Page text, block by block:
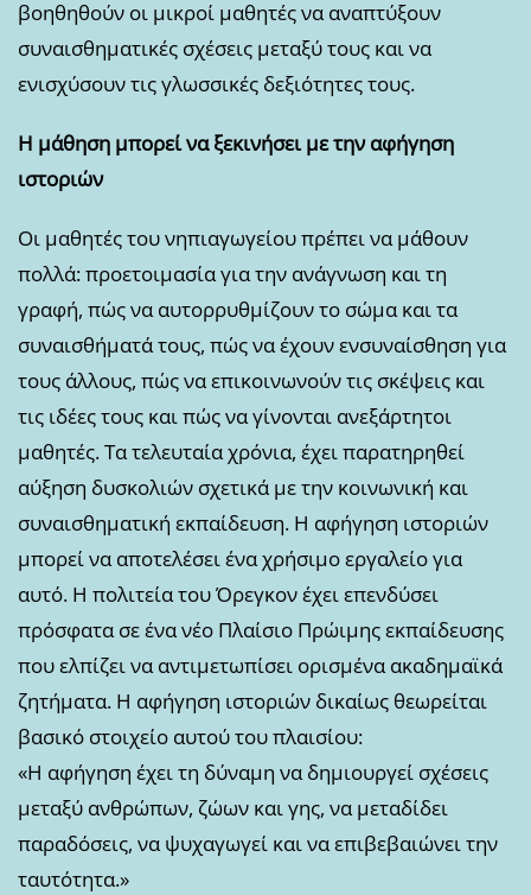
βοηθηθούν οι μικροί μαθητές να αναπτύξουν
συναισθηματικές σχέσεις μεταξύ τους και να
ενισχύσουν τις γλωσσικές δεξιότητες τους.
Η μάθηση μπορεί να ξεκινήσει με την αφήγηση
ιστοριών
Οι μαθητές του νηπιαγωγείου πρέπει να μάθουν
πολλά: προετοιμασία για την ανάγνωση και τη
γραφή, πώς να αυτορρυθμίζουν το σώμα και τα
συναισθήματά τους, πώς να έχουν ενσυναίσθηση για
τους άλλους, πώς να επικοινωνούν τις σκέψεις και
τις ιδέες τους και πώς να γίνονται ανεξάρτητοι
μαθητές. Τα τελευταία χρόνια, έχει παρατηρηθεί
αύξηση δυσκολιών σχετικά με την κοινωνική και
συναισθηματική εκπαίδευση. Η αφήγηση ιστοριών
μπορεί να αποτελέσει ένα χρήσιμο εργαλείο για
αυτό. Η πολιτεία του Όρεγκον έχει επενδύσει
πρόσφατα σε ένα νέο Πλαίσιο Πρώιμης εκπαίδευσης
που ελπίζει να αντιμετωπίσει ορισμένα ακαδημαϊκά
ζητήματα. Η αφήγηση ιστοριών δικαίως θεωρείται
βασικό στοιχείο αυτού του πλαισίου:
«Η αφήγηση έχει τη δύναμη να δημιουργεί σχέσεις
μεταξύ ανθρώπων, ζώων και γης, να μεταδίδει
παραδόσεις, να ψυχαγωγεί και να επιβεβαιώνει την
ταυτότητα.»